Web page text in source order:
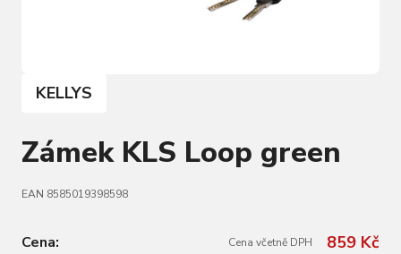
KELLYS
Zámek KLS Loop green
EAN 8585019398598
Cena: Cena včetně DPH 859 Kč